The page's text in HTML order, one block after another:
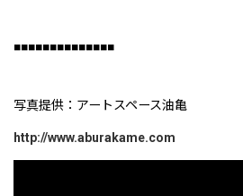
■■■■■■■■■■■■■■
写真提供：アートスペース油亀
http://www.aburakame.com